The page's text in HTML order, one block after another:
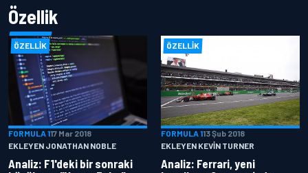
Özellik
ÖZELLIK
FORMULA 117 Mar 2018
EKLEYEN JONATHAN NOBLE
Analiz: F1'deki bir sonraki
ÖZELLIK
FORMULA 113 Şub 2018
EKLEYEN KEVIN TURNER
Analiz: Ferrari, yeni